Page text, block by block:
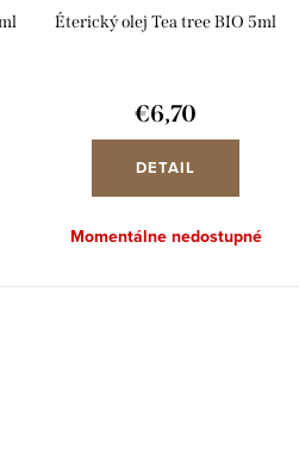
Éterický olej Tea tree BIO 5ml
€6,70
DETAIL
Momentálne nedostupné